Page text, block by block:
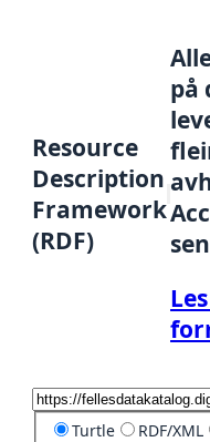
Resource
Description
Framework
(RDF)
på
Turtle RDF/XML